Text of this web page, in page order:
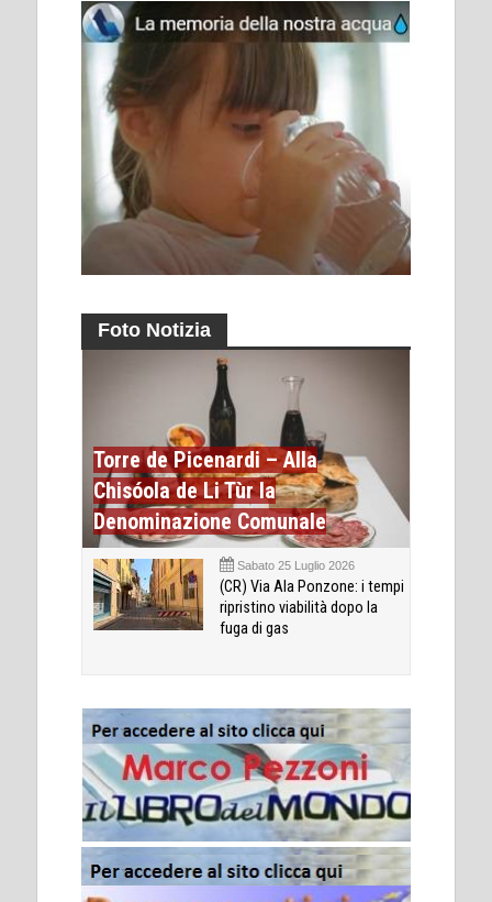
Foto Notizia
Torre de Picenardi – Alla
Chisóola de Li Tùr la
Denominazione Comunale
Sabato 25 Luglio 2026
(CR) Via Ala Ponzone: i tempi
ripristino viabilità dopo la
fuga di gas